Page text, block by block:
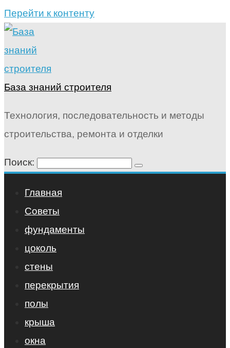
Перейти к контенту
База знаний строителя
Технология, последовательность и методы
строительства, ремонта и отделки
Поиск:
Главная
Советы
фундаменты
цоколь
стены
перекрытия
полы
крыша
окна